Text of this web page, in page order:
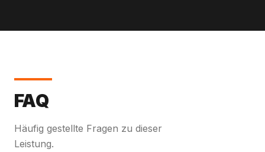
FAQ
Häufig gestellte Fragen zu dieser
Leistung.